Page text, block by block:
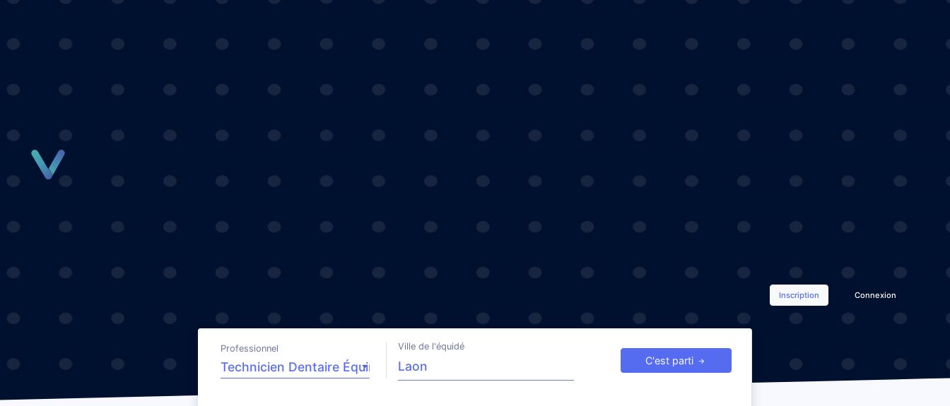
Inscription Connexion
Professionnel Ville de l'équidé
C'est parti